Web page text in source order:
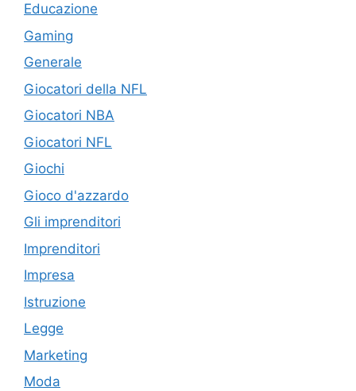
Educazione
Gaming
Generale
Giocatori della NFL
Giocatori NBA
Giocatori NFL
Giochi
Gioco d'azzardo
Gli imprenditori
Imprenditori
Impresa
Istruzione
Legge
Marketing
Moda